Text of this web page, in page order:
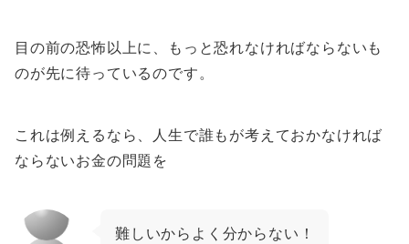
目の前の恐怖以上に、もっと恐れなければならないも
のが先に待っているのです。
これは例えるなら、人生で誰もが考えておかなければ
ならないお金の問題を
難しいからよく分からない！